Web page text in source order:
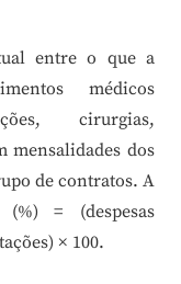
entre o que a
médicos
cirurgias,
mensalidades dos
de contratos. A
= (despesas
× 100.